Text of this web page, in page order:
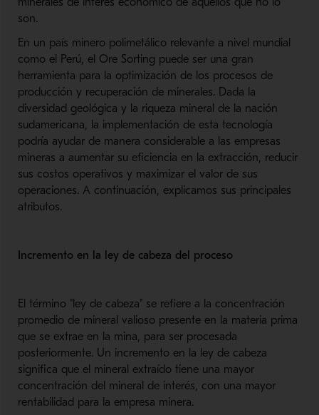
son.
En un país minero polimetálico relevante a nivel mundial
como el Perú, el Ore Sorting puede ser una gran
herramienta para la optimización de los procesos de
producción y recuperación de minerales. Dada la
diversidad geológica y la riqueza mineral de la nación
sudamericana, la implementación de esta tecnología
podría ayudar de manera considerable a las empresas
mineras a aumentar su eficiencia en la extracción, reducir
sus costos operativos y maximizar el valor de sus
operaciones. A continuación, explicamos sus principales
atributos.
Incremento en la ley de cabeza del proceso
El término "ley de cabeza" se refiere a la concentración
promedio de mineral valioso presente en la materia prima
que se extrae en la mina, para ser procesada
posteriormente. Un incremento en la ley de cabeza
significa que el mineral extraído tiene una mayor
concentración del mineral de interés, con una mayor
rentabilidad para la empresa minera.